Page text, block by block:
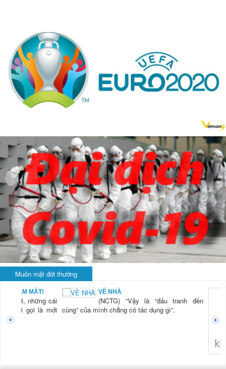
Muôn mặt đời thường
NAM MẤT!
“Xời, những cái
mới gọi là mới
VỀ NHÀ
(NCTG) “Vậy là “đấu tranh đến
cùng” của mình chẳng có tác dụng gì”.